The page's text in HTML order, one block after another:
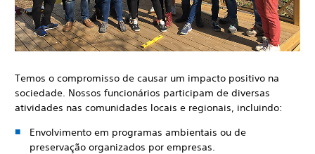
Temos o compromisso de causar um impacto positivo na
sociedade. Nossos funcionários participam de diversas
atividades nas comunidades locais e regionais, incluindo:
Envolvimento em programas ambientais ou de
preservação organizados por empresas.